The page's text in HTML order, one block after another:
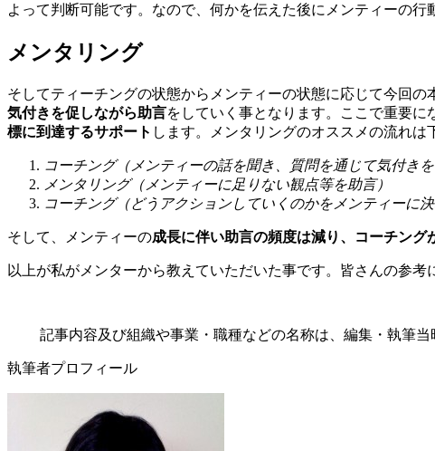
よって判断可能です。なので、何かを伝えた後にメンティーの
メンタリング
そしてティーチングの状態からメンティーの状態に応じて今回
気付きを促しながら助言をしていく事となります。ここで重要に
標に到達するサポート します。メンタリングのオススメの流れは
コーチング（メンティーの話を聞き、質問を通じて気付きを
メンタリング（メンティーに足りない観点等を助言）
コーチング（どうアクションしていくのかをメンティーに決
そして、メンティーの成長に伴い助言の頻度は減り、コーチング
以上が私がメンターから教えていただいた事です。皆さんの参考
記事内容及び組織や事業・職種などの名称は、編集・執筆当
執筆者プロフィール